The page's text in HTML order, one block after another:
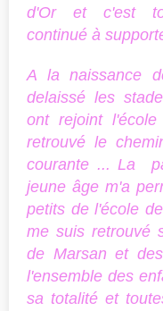
d'Or et c'est
continué à
A la naissance
delaissé les
ont rejoint
retrouvé le
courante ... La
jeune âge m'a
petits de l'école
me suis retrouvé
de Marsan et
l'ensemble des
sa totalité et